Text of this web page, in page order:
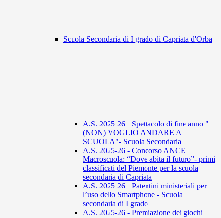
Scuola Secondaria di I grado di Capriata d'Orba
A.S. 2025-26 - Spettacolo di fine anno "
(NON) VOGLIO ANDARE A
SCUOLA"- Scuola Secondaria
A.S. 2025-26 - Concorso ANCE
Macroscuola: “Dove abita il futuro”- primi
classificati del Piemonte per la scuola
secondaria di Capriata
A.S. 2025-26 - Patentini ministeriali per
l’uso dello Smartphone - Scuola
secondaria di I grado
A.S. 2025-26 - Premiazione dei giochi